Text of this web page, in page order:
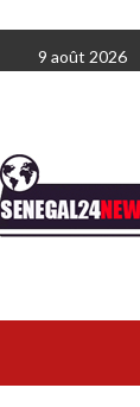
9 août 2026